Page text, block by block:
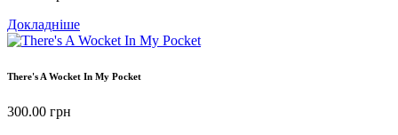
Докладніше
There's A Wocket In My Pocket
300.00 грн